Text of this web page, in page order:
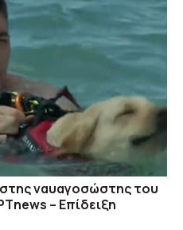
ναυαγοσώστης του
– Επίδειξη